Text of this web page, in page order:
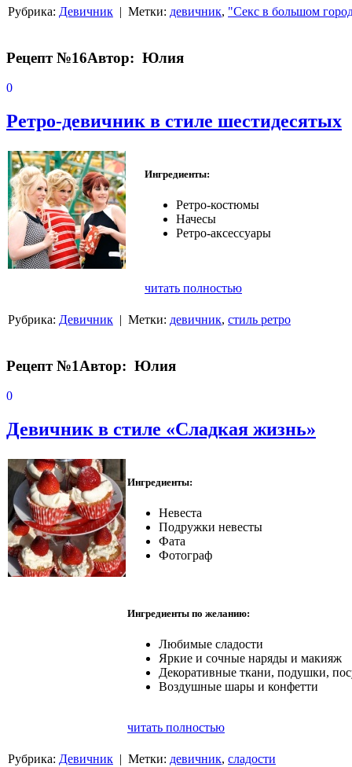
Рубрика: Девичник | Метки: девичник, "Секс в большом
Рецепт №16Автор: Юлия
0
Ретро-девичник в стиле шестидесятых
Ингредиенты:
Ретро-костюмы
Начесы
Ретро-аксессуары
читать полностью
Рубрика: Девичник | Метки: девичник, стиль ретро
Рецепт №1Автор: Юлия
0
Девичник в стиле «Сладкая жизнь»
Ингредиенты:
Невеста
Подружки невесты
Фата
Фотограф
Ингредиенты по желанию:
Любимые сладости
Яркие и сочные наряды и макияж
Декоративные ткани, подушки,
Воздушные шары и конфетти
читать полностью
Рубрика: Девичник | Метки: девичник, сладости